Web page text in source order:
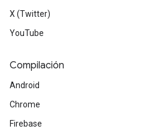
X (Twitter)
YouTube
Compilación
Android
Chrome
Firebase